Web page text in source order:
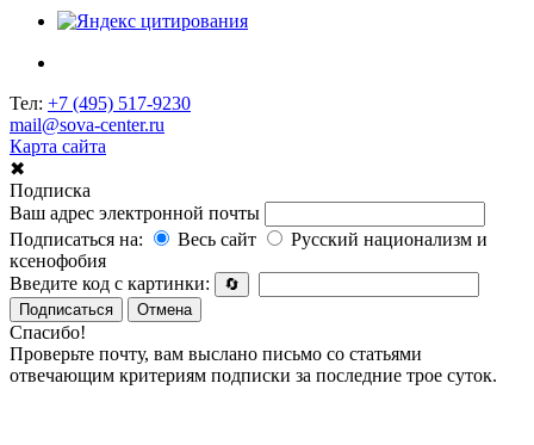
Тел: +7 (495) 517-9230
mail@sova-center.ru
Карта сайта
✖
Подписка
Ваш адрес электронной почты
Подписаться на:
Весь сайт
Русский национализм и
ксенофобия
Введите код с картинки:
🔄
Подписаться
Отмена
Спасибо!
Проверьте почту, вам выслано письмо со статьями
отвечающим критериям подписки за последние трое суток.